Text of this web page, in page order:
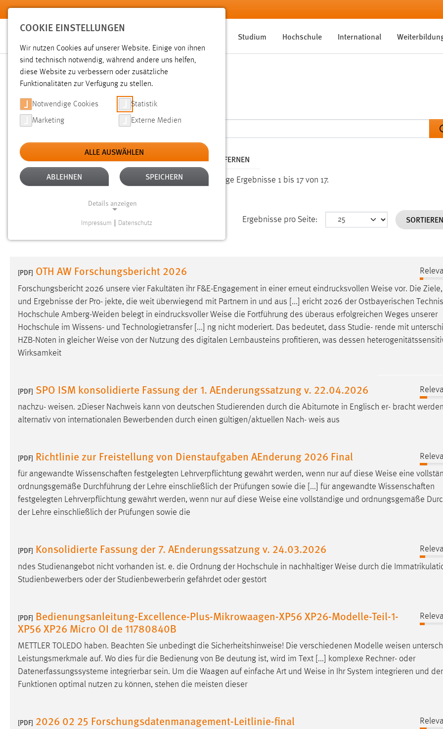
Zum Hauptinhalt springen
Studium Hochschule International
SUCHE
Aktive Filter: ALTER: 1 BIS 6 MONATE ALLE FILTER ENTFERNEN
Gesucht nach "weis". Es wurden 17 Ergebnisse gefunden. Zeige Ergebnisse 1 bis 17 von 17.
Ergebnisse pro Seite:
[PDF] OTH AW Forschungsbericht 2026
Forschungsbericht 2026 unsere vier Fakultäten ihr F&E-Engagement in einer erneut eindrucksvollen Weise vor. Die
und Ergebnisse der Pro- jekte, die weit überwiegend mit Partnern in und aus [...] ericht 2026 der Ostbayerischen
Hochschule Amberg-Weiden belegt in eindrucksvollerWeise die Fortführung des überaus erfolgreichen Weges unserer
Hochschule im Wissens- und Technologietransfer [...] ng nicht moderiert. Das bedeutet, dass Studie- rende mit
HZB-Noten in gleicherWeise von der Nutzung des digitalen Lernbausteins profitieren, was dessen
Wirksamkeit
[PDF] SPO ISM konsolidierte Fassung der 1. AEnderungssatzung v. 22.04.2026
nachzu- weisen. 2Dieser Nachweis kann von deutschen Studierenden durch die Abiturnote in Englisch er- bracht
alternativ von internationalen Bewerbenden durch einen gültigen/aktuellen Nach- weis aus
[PDF] Richtlinie zur Freistellung von Dienstaufgaben AEnderung 2026 Final
für angewandte Wissenschaften festgelegten Lehrverpflichtung gewährt werden, wenn nur auf diese Weise eine
ordnungsgemäße Durchführung der Lehre einschließlich der Prüfungen sowie die [...] für angewandte Wissenschaften
festgelegten Lehrverpflichtung gewährt werden, wenn nur auf diese Weise eine vollständige und ordnungsgemäße
der Lehre einschließlich der Prüfungen sowie die
[PDF] Konsolidierte Fassung der 7. AEnderungssatzung v. 24.03.2026
ndes Studienangebot nicht vorhanden ist. e. die Ordnung der Hochschule in nachhaltigerWeise durch die
Studienbewerbers oder der Studienbewerberin gefährdet oder gestört
[PDF] Bedienungsanleitung-Excellence-Plus-Mikrowaagen-XP56 XP26-Modelle-Teil-1-
XP56 XP26 Micro OI de 11780840B
METTLER TOLEDO haben. Beachten Sie unbedingt die Sicherheitshinweise! Die verschiedenen Modelle weisen
Leistungsmerkmale auf. Wo dies für die Bedienung von Be­ deutung ist, wird im Text [...] komplexe Rechner- oder
Datenerfassungssysteme integrierbar sein. Um die Waagen auf einfache Art und Weise in Ihr System integrieren und
Funktionen optimal nutzen zu können, stehen die meisten dieser
[PDF] 2026 02 25 Forschungsdatenmanagement-Leitlinie-final
COOKIE EINSTELLUNGEN
Wir nutzen Cookies auf unserer Website. Einige von ihnen
sind technisch notwendig, während andere uns helfen,
diese Website zu verbessern oder zusätzliche
Funktionalitäten zur Verfügung zu stellen.
Notwendige Cookies Statistik
Marketing Externe Medien
ALLE AUSWÄHLEN
ABLEHNEN SPEICHERN
Details anzeigen
Website erforderlich.
Einverständnis
Name: cookie_consent
Dieser Cookie speichert die
ausgewählten Einverständnis-Optionen
Performance
Name: staticfilecache
in diesem Cookie gespeichert, ob man
eingeloggt ist.
Sprachpräferenz
Name: site-language-preference
mibew_locale, mibew-chat-frame-style-
5e9dbeb1811c0446
Zweck:
Wird benötigt um die Chatfunktion
nutzen zu können.
Cookie Laufzeit: MibewSessionID, mibew-chat-frame-
style-5e9dbeb1811c0446 =
Impressum Datenschutz